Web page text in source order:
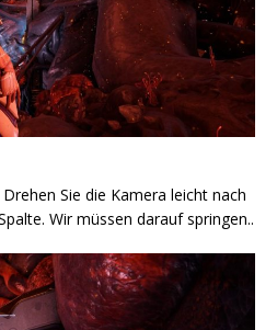
Sie die Kamera leicht nach
Wir müssen darauf springen..